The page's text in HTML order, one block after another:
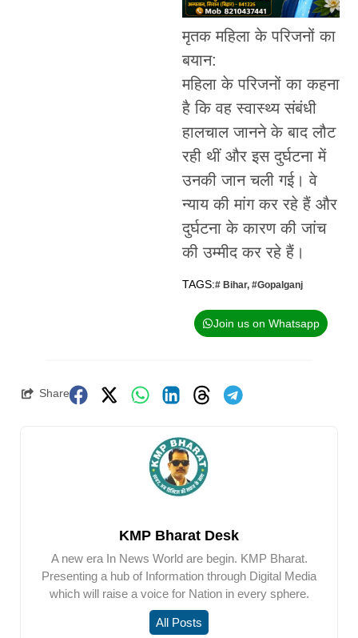
मृतक महिला के परिजनों का
बयान:
महिला के परिजनों का कहना
है कि वह स्वास्थ्य संबंधी
हालचाल जानने के बाद लौट
रही थीं और इस दुर्घटना में
उनकी जान चली गई। वे
न्याय की मांग कर रहे हैं और
दुर्घटना के कारण की जांच
की उम्मीद कर रहे हैं।
TAGS:# Bihar, #Gopalganj
Join us on Whatsapp
Share
KMP Bharat Desk
A new era In News World are begin. KMP Bharat.
Presenting a hub of Information through Digital Media
which will raise a voice for Nation in every sphere.
All Posts